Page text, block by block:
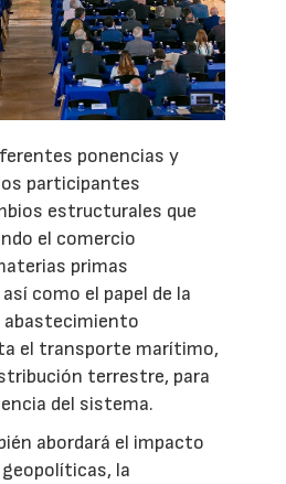
ponencias y
participantes
estructurales que
el comercio
primas
como el papel de la
abastecimiento
el transporte marítimo,
terrestre, para
del sistema.
abordará el impacto
la